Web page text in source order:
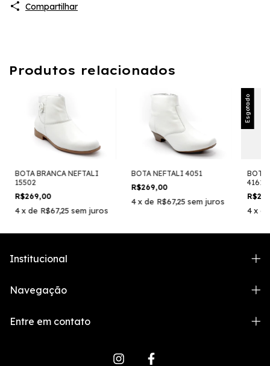
Compartilhar
Produtos relacionados
BOTA BRANCA NEFTALI
15502
R$269,00
4x de R$67,25 sem juros
BOTA NEFTALI 4051
R$269,00
4x de R$67,25 sem juros
Esgotado
BOTA
4161
4x
Institucional
Navegação
Entre em contato